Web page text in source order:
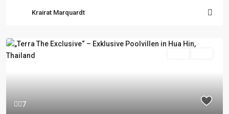
Krairat Marquardt
7